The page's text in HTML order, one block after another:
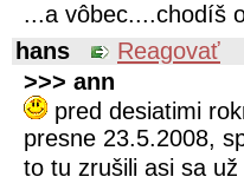
...a vôbec....chodíš
hans
Reagovať
>>> ann
pred desiatimi
presne 23.5.2008,
to tu zrušili asi sa